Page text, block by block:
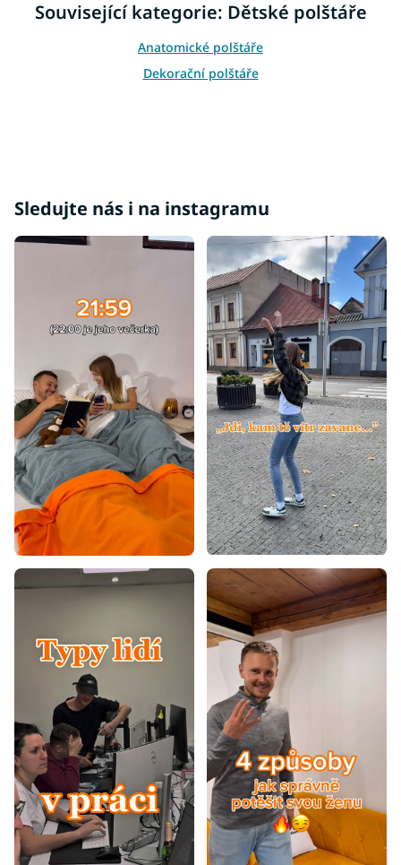
a
í
p
r
i
s
u
Související kategorie: Dětské polštáře
Anatomické polštáře
Dekorační polštáře
Sledujte nás i na instagramu